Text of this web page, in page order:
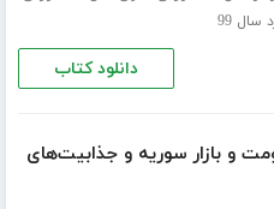
99
دانلود کتاب
و بازار سوریه و جذابیت‌های